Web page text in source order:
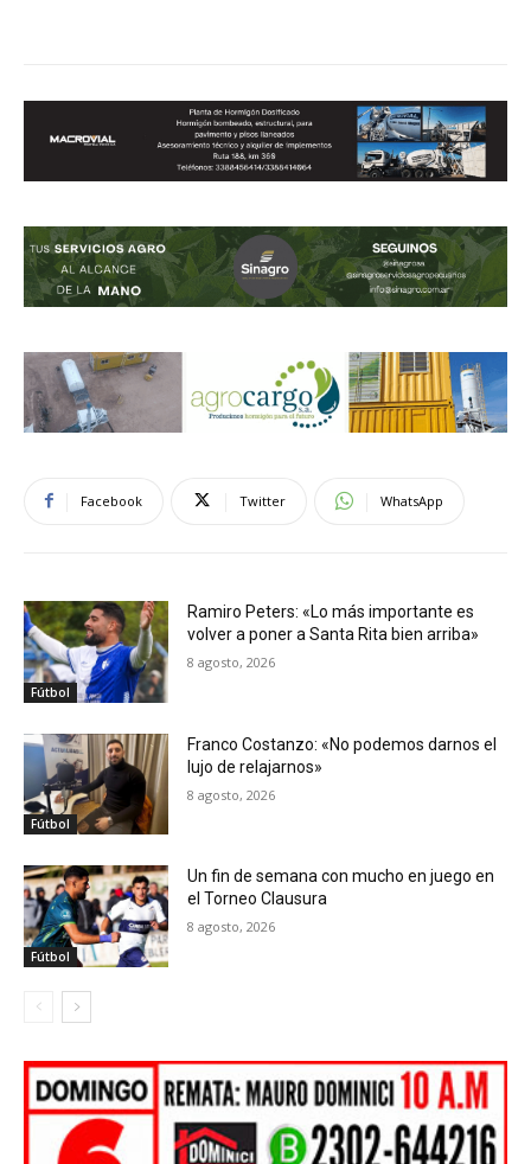
Facebook Twitter WhatsApp
Fútbol
Ramiro Peters: «Lo más importante es
volver a poner a Santa Rita bien arriba»
8 agosto, 2026
Fútbol
Franco Costanzo: «No podemos darnos el
lujo de relajarnos»
8 agosto, 2026
Fútbol
Un fin de semana con mucho en juego en
el Torneo Clausura
8 agosto, 2026